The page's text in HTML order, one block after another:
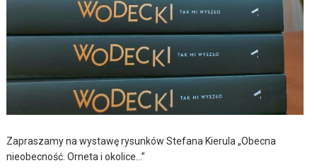
Zapraszamy na wystawę rysunków Stefana Kierula „Obecna
nieobecność. Orneta i okolice…”